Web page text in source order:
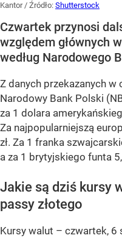
Kantor/ Źródło: Shutterstock
Czwartek przynosi
względem głównych
według Narodowego
Z danych przekazanych w
Narodowy Bank Polski
za 1 dolara
Za najpopularniejszą
zł. Za 1 franka
a za 1 brytyjskiego funta
Jakie są dziś kursy
passy złotego
Kursy walut – czwartek, 6